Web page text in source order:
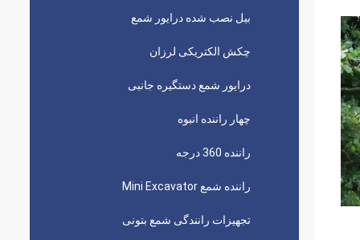
بیل نصب شده درایور شمع
چکش الکتریکی لرزان
درایور شمع دستگیره جانبی
چهار راننده انبوه
راننده 360 درجه
راننده شمع Mini Excavator
تجهیزات رانندگی شمع بتونی